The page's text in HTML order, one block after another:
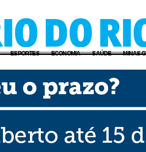
ESPORTES ECONOMIA SAÚDE MINAS